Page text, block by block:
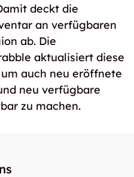
deckt die
an verfügbaren
ab. Die
aktualisiert diese
auch neu eröffnete
neu verfügbare
zu machen.